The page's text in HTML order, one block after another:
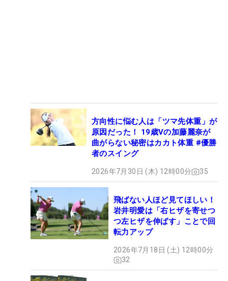
方向性に悩む人は「ツマ先体重」が
原因だった！ 19歳Vの加藤麗奈が
曲がらない秘密はカカト体重 #優勝
者のスイング
2026年7月30日 (木) 12時00分 35
飛ばない人ほど見てほしい！
岩井明愛は「右ヒザを寄せつ
つ左ヒザを伸ばす」ことで回
転力アップ
2026年7月18日 (土) 12時00分
32